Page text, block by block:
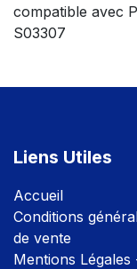
compatible avec
S03307
Liens Utiles
Accueil
Conditions
de vente
Mentions Légales